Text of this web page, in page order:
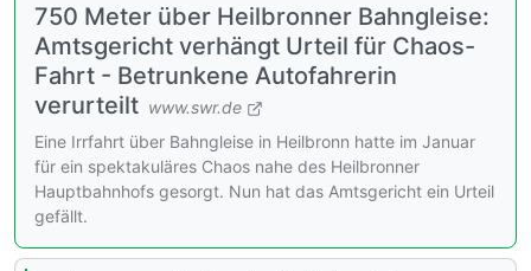
750 Meter über Heilbronner Bahngleise:
Amtsgericht verhängt Urteil für Chaos-
Fahrt - Betrunkene Autofahrerin
verurteilt www.swr.de
Eine Irrfahrt über Bahngleise in Heilbronn hatte im Januar
für ein spektakuläres Chaos nahe des Heilbronner
Hauptbahnhofs gesorgt. Nun hat das Amtsgericht ein Urteil
gefällt.